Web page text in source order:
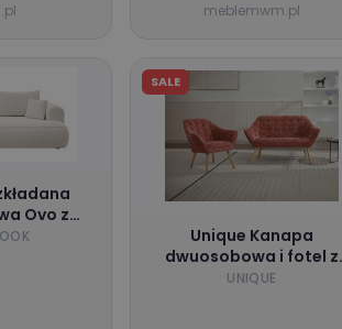
meblemwm.pl
Ovo z
kremowa
SALE
Unique Kanapa
dwuosobowa i fotel z
tkaniny teksturowanej w
UNIQUE